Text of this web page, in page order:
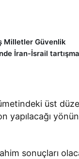
Milletler Güvenlik
İran-İsrail
üst
yapılacağı
sonuçları